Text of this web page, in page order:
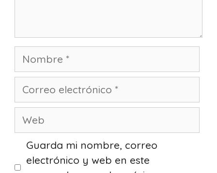
Nombre
Correo
Web
Guarda mi nombre, correo
electrónico y web en este